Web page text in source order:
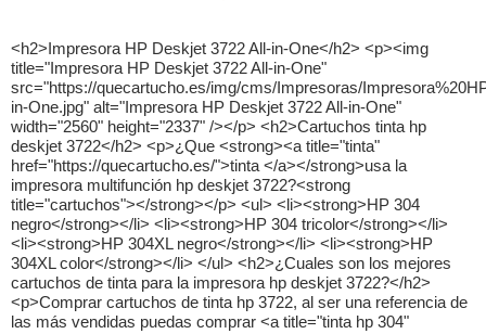
<h2>Impresora HP Deskjet 3722 All-in-One</h2> <p><img
title="Impresora HP Deskjet 3722 All-in-One"
src="https://quecartucho.es/img/cms/Impresoras/
in-One.jpg" alt="Impresora HP Deskjet 3722 All-in-One"
width="2560" height="2337" /></p> <h2>Cartuchos tinta hp
deskjet 3722</h2> <p>¿Que <strong><a title="tinta"
href="https://quecartucho.es/">tinta </a></strong>usa la
impresora multifunción hp deskjet 3722?<strong
title="cartuchos"></strong></p> <ul> <li><strong>HP 304
negro</strong></li> <li><strong>HP 304 tricolor</strong></li>
<li><strong>HP 304XL negro</strong></li> <li><strong>HP
304XL color</strong></li> </ul> <h2>¿Cuales son los mejores
cartuchos de tinta para la impresora hp deskjet 3722?</h2>
<p>Comprar cartuchos de tinta hp 3722, al ser una referencia de
las más vendidas puedas comprar <a title="tinta hp 304"